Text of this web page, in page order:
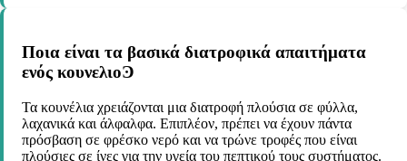
Ποια είναι τα βασικά διατροφικά απαιτήματα
ενός κουνελιοϿ
Τα κουνέλια χρειάζονται μια διατροφή πλούσια σε φύλλα,
λαχανικά και άλφαλφα. Επιπλέον, πρέπει να έχουν πάντα
πρόσβαση σε φρέσκο νερό και να τρώνε τροφές που είναι
πλούσιες σε ίνες για την υγεία του πεπτικού τους συστήματος.